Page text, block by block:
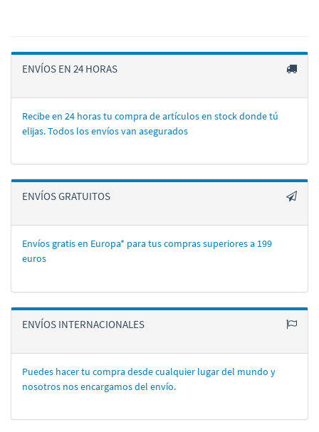
ENVÍOS EN 24 HORAS
Recibe en 24 horas tu compra de artí­culos en stock donde tú
elijas. Todos los enví­os van asegurados
ENVÍOS GRATUITOS
Envíos gratis en Europa* para tus compras superiores a 199
euros
ENVÍOS INTERNACIONALES
Puedes hacer tu compra desde cualquier lugar del mundo y
nosotros nos encargamos del enví­o.